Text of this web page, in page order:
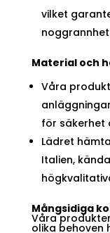
vilket
Material och
Våra
för säkerhet
Lädret
Italien,
Mångsidiga
Våra
olika behoven